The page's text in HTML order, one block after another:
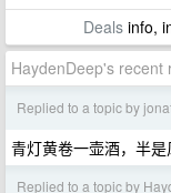
Dealsinfo,
HaydenDeep's recent
Replied to a topic by
青灯黄卷一壶酒，半是
Replied to a topic by